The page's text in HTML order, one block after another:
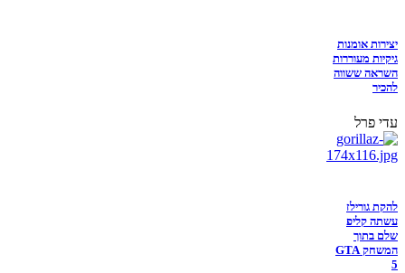
יצירות אומנות
גיקיות מעוררות
השראה ששווה
להכיר
עדי פרל
להקת גורילז
עשתה קליפ
שלם בתוך
המשחק GTA
5